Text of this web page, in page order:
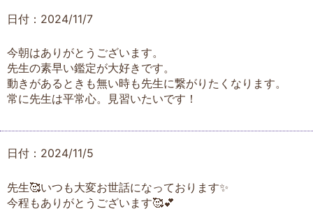
日付：2024/11/7
今朝はありがとうございます。
先生の素早い鑑定が大好きです。
動きがあるときも無い時も先生に繋がりたくなります。
常に先生は平常心。見習いたいです！
日付：2024/11/5
先生🥰いつも大変お世話になっております✨
今程もありがとうございます🥰💕